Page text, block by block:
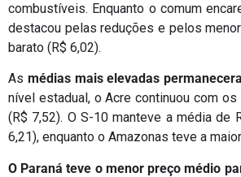
combustíveis. Enquanto o comum
destacou pelas reduções e pelos
barato (R$ 6,02).
As médias mais elevadas
nível estadual, o Acre continuou com
(R$ 7,52). O S-10 manteve a média de
6,21), enquanto o Amazonas teve a
O Paraná teve o menor preço médio